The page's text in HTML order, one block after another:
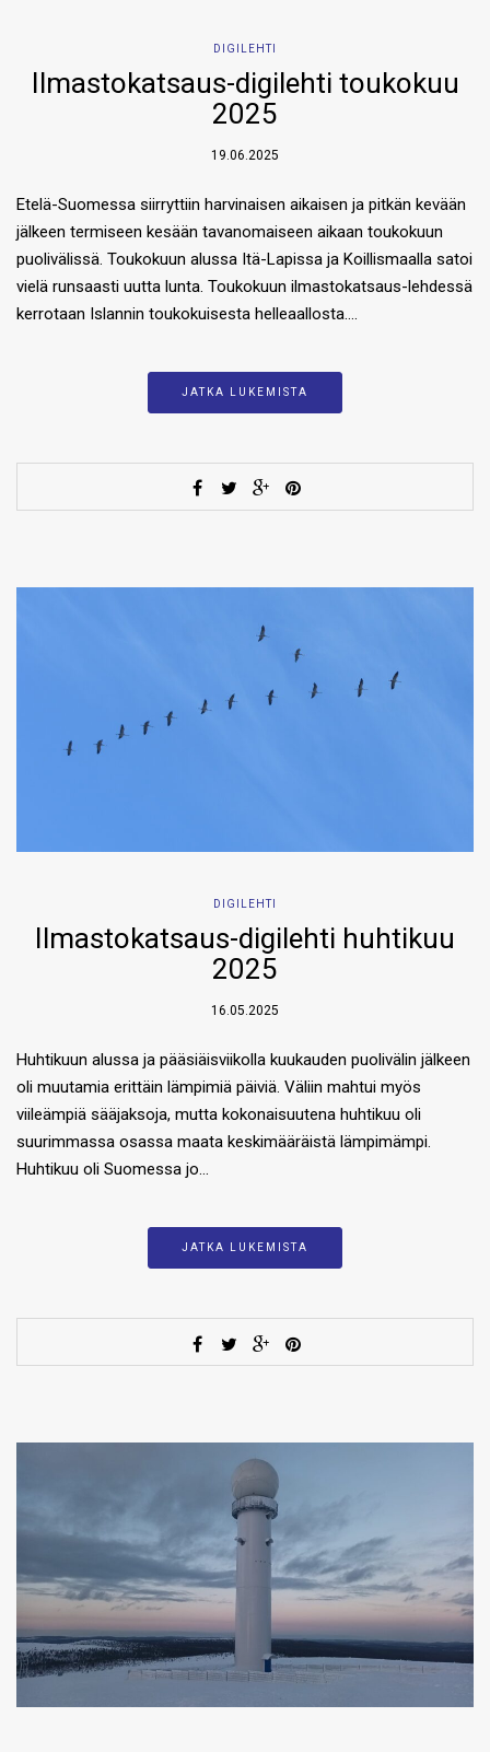
DIGILEHTI
Ilmastokatsaus-digilehti toukokuu
2025
19.06.2025
Etelä-Suomessa siirryttiin harvinaisen aikaisen ja pitkän kevään
jälkeen termiseen kesään tavanomaiseen aikaan toukokuun
puolivälissä. Toukokuun alussa Itä-Lapissa ja Koillismaalla satoi
vielä runsaasti uutta lunta. Toukokuun ilmastokatsaus-lehdessä
kerrotaan Islannin toukokuisesta helleaallosta….
JATKA LUKEMISTA
DIGILEHTI
Ilmastokatsaus-digilehti huhtikuu
2025
16.05.2025
Huhtikuun alussa ja pääsiäisviikolla kuukauden puolivälin jälkeen
oli muutamia erittäin lämpimiä päiviä. Väliin mahtui myös
viileämpiä sääjaksoja, mutta kokonaisuutena huhtikuu oli
suurimmassa osassa maata keskimääräistä lämpimämpi.
Huhtikuu oli Suomessa jo…
JATKA LUKEMISTA